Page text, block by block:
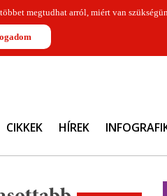
megtudhat arról, miért van
CIKKEK HÍREK